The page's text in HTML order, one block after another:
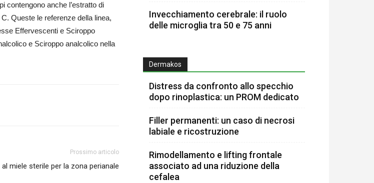
contengono anche l’estratto di
Queste le referenze della linea,
Effervescenti e Sciroppo
e Sciroppo analcolico nella
Prossimo articolo
miele sterile per la zona perianale
Invecchiamento cerebrale: il ruolo
delle microglia tra 50 e 75 anni
Dermakos
Distress da confronto allo specchio
dopo rinoplastica: un PROM dedicato
Filler permanenti: un caso di necrosi
labiale e ricostruzione
Rimodellamento e lifting frontale
associato ad una riduzione della
cefalea